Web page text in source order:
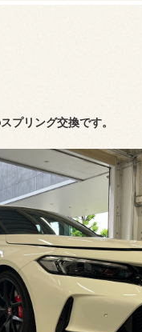
プリング交換です。